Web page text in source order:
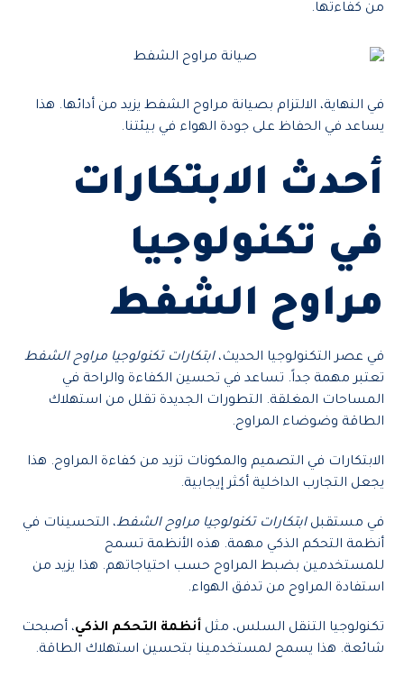
من كفاءتها.
في النهاية، الالتزام بصيانة مراوح الشفط يزيد من أدائها. هذا
يساعد في الحفاظ على جودة الهواء في بيئتنا.
أحدث الابتكارات
في تكنولوجيا
مراوح الشفط
في عصر التكنولوجيا الحديث،ابتكارات تكنولوجيا مراوح الشفط
تعتبر مهمة جداً. تساعد في تحسين الكفاءة والراحة في
المساحات المغلقة. التطورات الجديدة تقلل من استهلاك
الطاقة وضوضاء المراوح.
الابتكارات في التصميم والمكونات تزيد من كفاءة المراوح. هذا
يجعل التجارب الداخلية أكثر إيجابية.
في مستقبلابتكارات تكنولوجيا مراوح الشفط، التحسينات في
أنظمة التحكم الذكي مهمة. هذه الأنظمة تسمح
للمستخدمين بضبط المراوح حسب احتياجاتهم. هذا يزيد من
استفادة المراوح من تدفق الهواء.
تكنولوجيا التنقل السلس، مثل أنظمة التحكم الذكي، أصبحت
شائعة. هذا يسمح لمستخدمينا بتحسين استهلاك الطاقة.